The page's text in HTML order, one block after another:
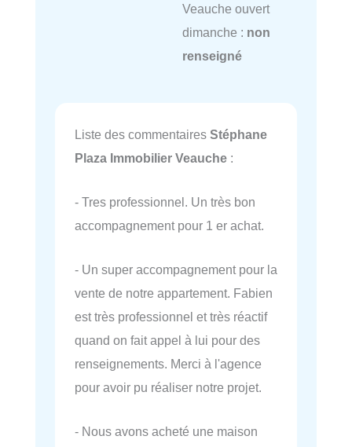
Veauche ouvert
dimanche : non
renseigné
Liste des commentaires Stéphane
Plaza Immobilier Veauche :
- Tres professionnel. Un très bon
accompagnement pour 1 er achat.
- Un super accompagnement pour la
vente de notre appartement. Fabien
est très professionnel et très réactif
quand on fait appel à lui pour des
renseignements. Merci à l'agence
pour avoir pu réaliser notre projet.
- Nous avons acheté une maison